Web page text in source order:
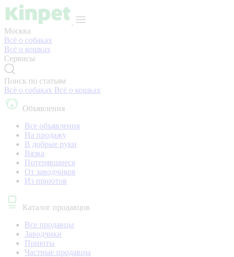
Москва
Всё о собаках
Всё о кошках
Сервисы
Поиск по статьям
Всё о собаках Всё о кошках
Объявления
Все объявления
На продажу
В добрые руки
Вязка
Потерявшиеся
От заводчиков
Из приютов
Каталог продавцов
Все продавцы
Заводчики
Приюты
Частные продавцы